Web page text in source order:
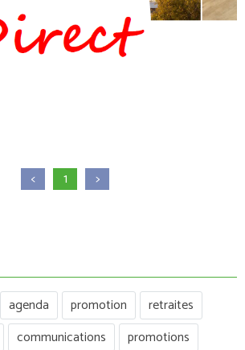
<
1 >
agenda promotion
retraites
communications
promotions